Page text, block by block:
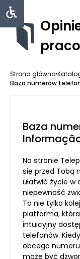
Strona główna›
Baza numerów
Baza
Na stronie
się przed Tobą
ułatwić życie
niepewność
To nie tylko
platforma, która
intuicyjny
telefonów.
obcego
może być